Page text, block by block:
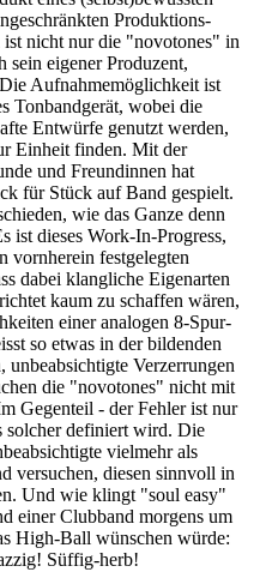
Produktions-
nicht nur die "novotones" in
sein eigener Produzent,
Aufnahmemöglichkeit ist
Tonbandgerät, wobei die
Entwürfe genutzt werden,
Einheit finden. Mit der
und Freundinnen hat
für Stück auf Band gespielt.
wie das Ganze denn
ist dieses Work-In-Progress,
vornherein festgelegten
dabei klangliche Eigenarten
kaum zu schaffen wären,
einer analogen 8-Spur-
so etwas in der bildenden
Verzerrungen
die "novotones" nicht mit
Gegenteil - der Fehler ist nur
solcher definiert wird. Die
vielmehr als
versuchen, diesen sinnvoll in
Und wie klingt "soul easy"
einer Clubband morgens um
High-Ball wünschen würde:
Süffig-herb!